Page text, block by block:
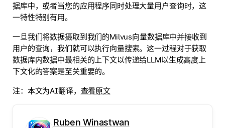
据库中，或者当您的应用程序同时处理大量用户查询时，这
一特性特别有用。
一旦我们将数据摄取到我们的Milvus向量数据库中并接收到
用户的查询，我们就可以执行向量搜索。这一过程对于获取
数据库内数据中最相关的上下文以传递给LLM以生成高度上
下文化的答案是至关重要的。
注：本文为AI翻译， 查看原文
Ruben Winastwan